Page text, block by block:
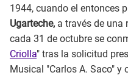
1944, cuando el entonces
Ugarteche, a través de una
cada 31 de octubre se
Criolla" tras la solicitud
Musical "Carlos A. Saco"